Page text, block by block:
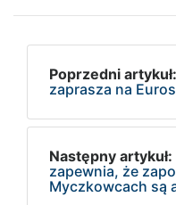
Poprzedni artykuł:
zaprasza na
Następny artykuł:
zapewnia, że
Myczkowcach są